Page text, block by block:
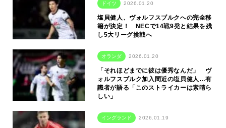
ドイツ 2026.01.20
塩貝健人、ヴォルフスブルクへの完全移
籍が決定！ NECで14戦9発と結果を残
し5大リーグ挑戦へ
オランダ 2026.01.20
「それほどまでに彼は優秀なんだ」 ヴ
ォルフスブルク加入間近の塩貝健人…有
識者が語る「このストライカーは素晴ら
しい」
イングランド 2026.01.19